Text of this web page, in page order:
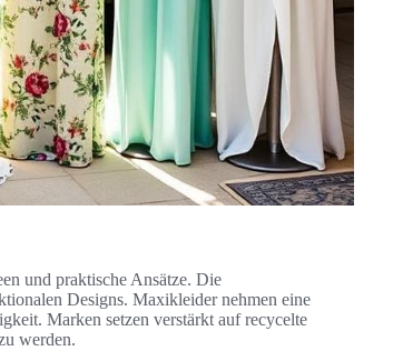
und praktische Ansätze. Die
Designs. Maxikleider nehmen eine
Marken setzen verstärkt auf recycelte
werden.